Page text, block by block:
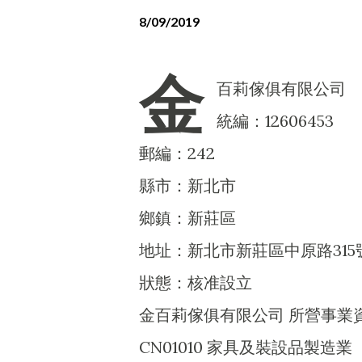
8/09/2019
金
百莉傢俱有限公司
統編：12606453
郵編：242
縣市：新北市
鄉鎮：新莊區
地址：新北市新莊區中原路315
狀態：核准設立
金百莉傢俱有限公司 所營事業
CN01010 家具及裝設品製造業